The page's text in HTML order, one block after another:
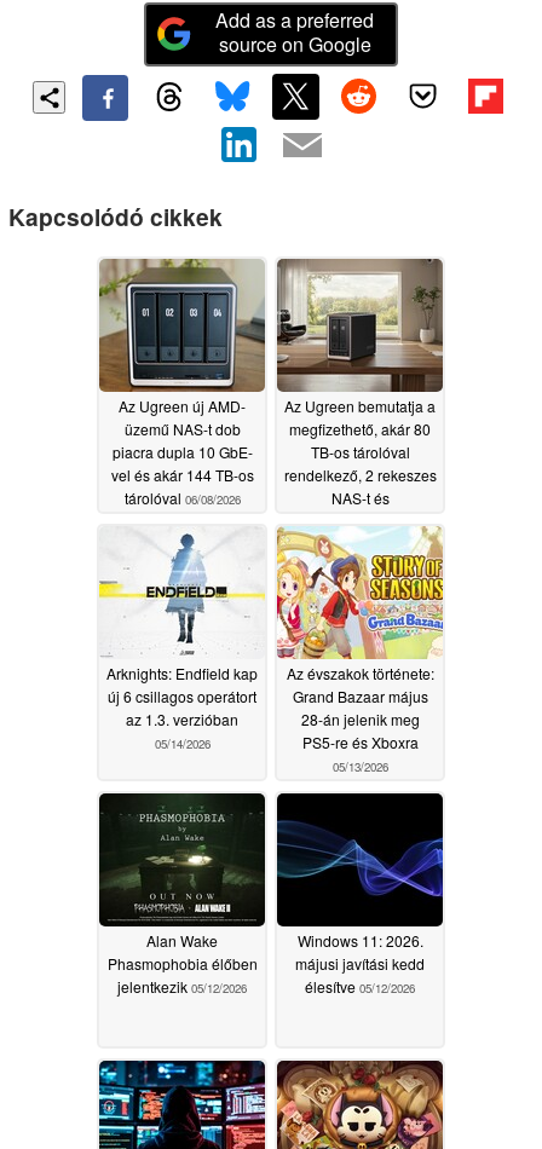
Add as a preferred
source on Google
Kapcsolódó cikkek
Az Ugreen új AMD-
üzemű NAS-t dob
piacra dupla 10 GbE-
vel és akár 144 TB-os
tárolóval 06/08/2026
Az Ugreen bemutatja a
megfizethető, akár 80
TB-os tárolóval
rendelkező, 2 rekeszes
NAS-t és
kedvezményes árakat
kínál06/08/2026
Arknights: Endfield kap
új 6 csillagos operátort
az 1.3. verzióban
05/14/2026
Az évszakok története:
Grand Bazaar május
28-án jelenik meg
PS5-re és Xboxra
05/13/2026
Alan Wake
Phasmophobia élőben
jelentkezik 05/12/2026
Windows 11: 2026.
májusi javítási kedd
élesítve 05/12/2026